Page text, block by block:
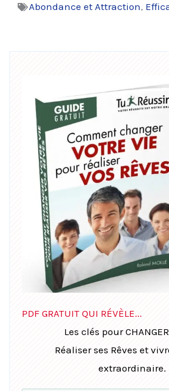
Abondance et Attraction,
PDF GRATUIT QUI RÉVÈLE...
Les clés pour
Réaliser ses Rêves et
extraordinaire.